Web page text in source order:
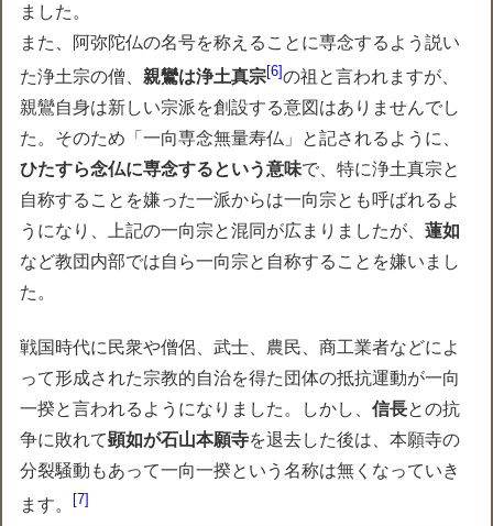
ました。
また、阿弥陀仏の名号を称えることに専念するよう説い
た浄土宗の僧、親鸞は浄土真宗 6 の祖と言われますが、
親鸞自身は新しい宗派を創設する意図はありませんでし
た。そのため「一向専念無量寿仏」と記されるように、
ひたすら念仏に専念するという意味で、特に浄土真宗と
自称することを嫌った一派からは一向宗とも呼ばれるよ
うになり、上記の一向宗と混同が広まりましたが、蓮如
など教団内部では自ら一向宗と自称することを嫌いまし
た。
戦国時代に民衆や僧侶、武士、農民、商工業者などによ
って形成された宗教的自治を得た団体の抵抗運動が一向
一揆と言われるようになりました。しかし、信長との抗
争に敗れて顕如が石山本願寺を退去した後は、本願寺の
分裂騒動もあって一向一揆という名称は無くなっていき
ます。
7